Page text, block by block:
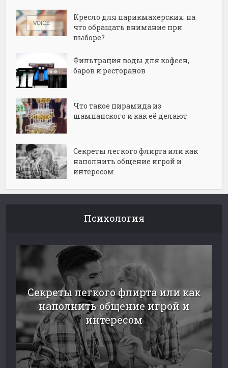
Кресло для парикмахерских: на
что обращать внимание при
выборе?
Фильтрация воды для кофеен,
баров и ресторанов
Что такое пирамида из
шампанского и как её делают
Секреты легкого флирта или как
наполнить общение игрой и
интересом
Психология
Секреты легкого флирта или как
наполнить общение игрой и
интересом